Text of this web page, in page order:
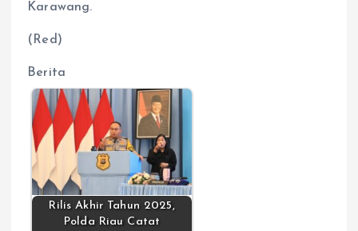
Karawang.
(Red)
Berita
Rilis Akhir Tahun 2025,
Polda Riau Catat